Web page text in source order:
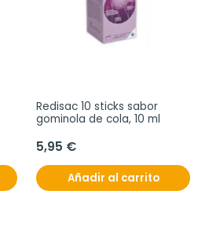
Redisac 10 sticks sabor
gominola de cola, 10 ml
5,95 €
Añadir al carrito